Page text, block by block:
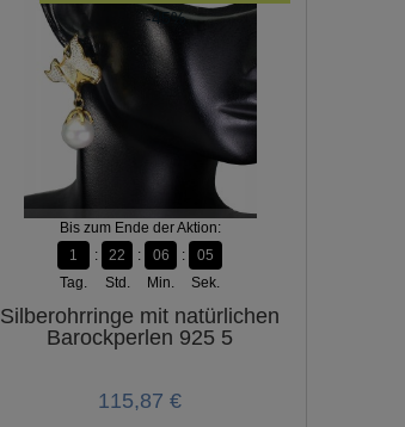
-45%
Bis zum Ende der Aktion:
1
Tag.
22
Std.
06
Min.
04
Sek.
Silberohrringe mit natürlichen
Barockperlen 925 5
115,87 €